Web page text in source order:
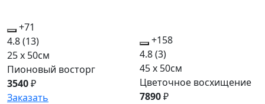
+71
4.8(13)
25 x 50см
Пионовый восторг
3540₽
Заказать
+158
4.8(3)
45 x 50см
Цветочное восхищение
7890₽